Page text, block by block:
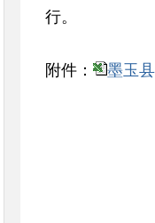
行。
附件： 墨玉